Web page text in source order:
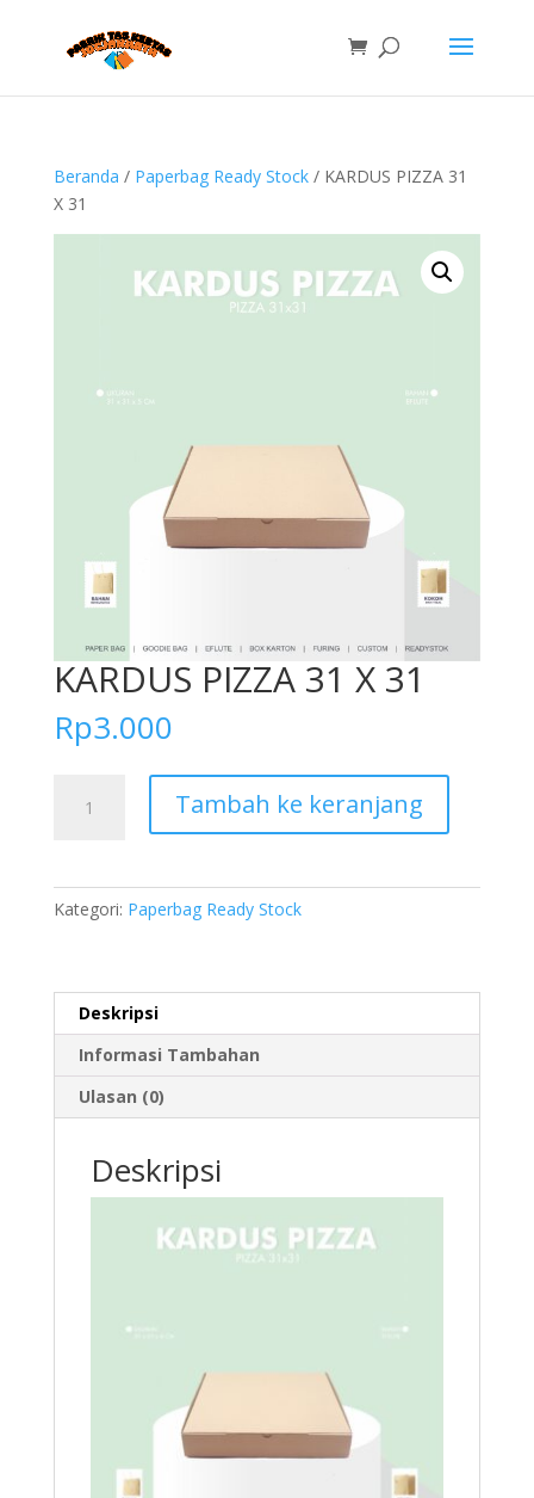
Beranda / Paperbag Ready Stock/ KARDUS PIZZA 31
X 31
KARDUS PIZZA 31 X 31
Rp3.000
KARDUS
Tambah ke keranjang
Kategori: Paperbag Ready Stock
Deskripsi
Informasi Tambahan
Ulasan (0)
Deskripsi